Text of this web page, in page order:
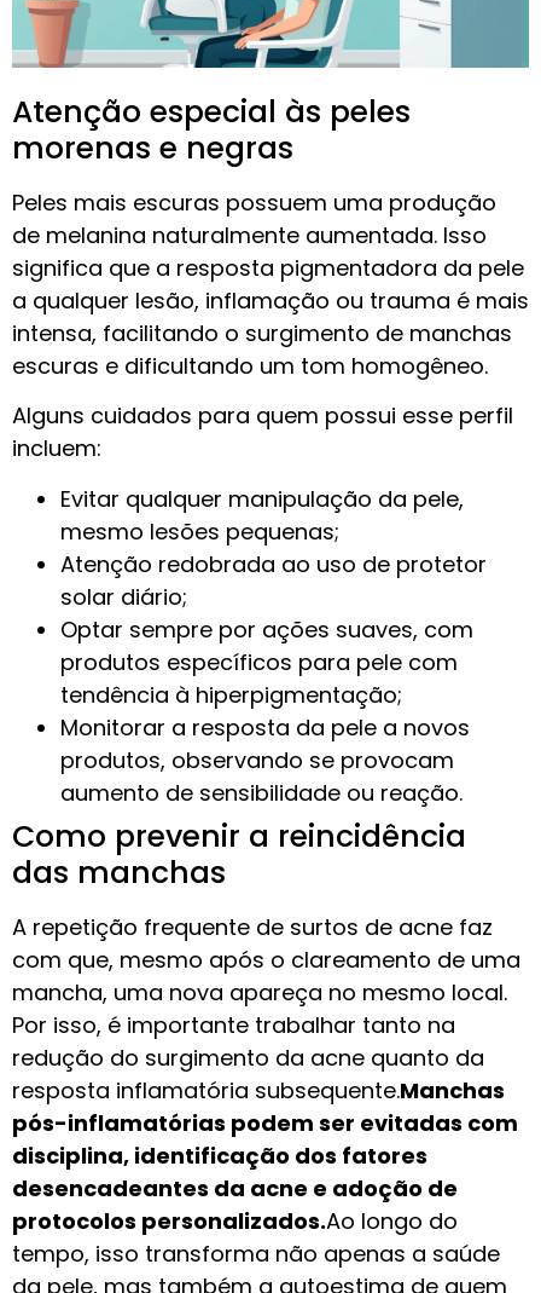
Atenção especial às peles
morenas e negras
Peles mais escuras possuem uma produção
de melanina naturalmente aumentada. Isso
significa que a resposta pigmentadora da pele
a qualquer lesão, inflamação ou trauma é mais
intensa, facilitando o surgimento de manchas
escuras e dificultando um tom homogêneo.
Alguns cuidados para quem possui esse perfil
incluem:
Evitar qualquer manipulação da pele,
mesmo lesões pequenas;
Atenção redobrada ao uso de protetor
solar diário;
Optar sempre por ações suaves, com
produtos específicos para pele com
tendência à hiperpigmentação;
Monitorar a resposta da pele a novos
produtos, observando se provocam
aumento de sensibilidade ou reação.
Como prevenir a reincidência
das manchas
A repetição frequente de surtos de acne faz
com que, mesmo após o clareamento de uma
mancha, uma nova apareça no mesmo local.
Por isso, é importante trabalhar tanto na
redução do surgimento da acne quanto da
resposta inflamatória subsequente.Manchas
pós-inflamatórias podem ser evitadas com
disciplina, identificação dos fatores
desencadeantes da acne e adoção de
protocolos personalizados.Ao longo do
tempo, isso transforma não apenas a saúde
da pele, mas também a autoestima de quem